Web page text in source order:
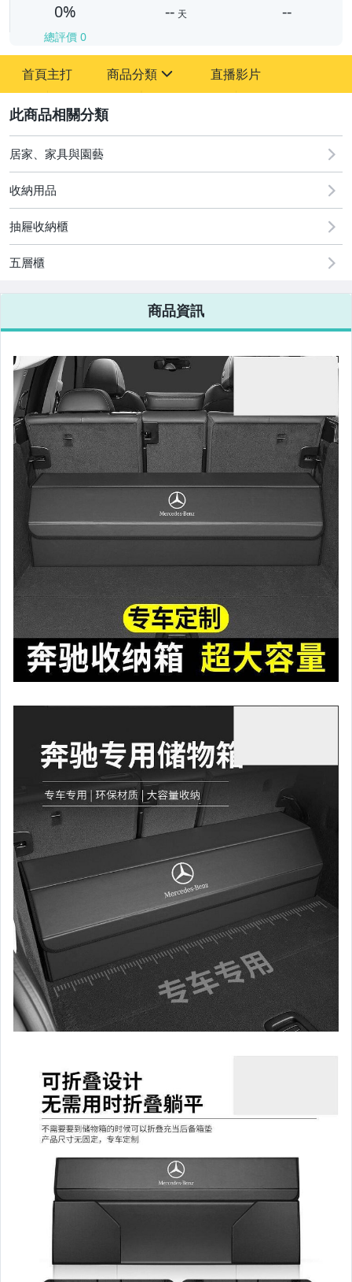
0%
總評價 0
-- 天 --
首頁主打 商品分類
圖書/影音/文具
古董、藝術與礦石
手機、配件與通訊
美容保養與彩妝
電腦、平板與周邊
運動、戶外與休閒
嬰幼兒與孕婦
汽機車精品百貨
居家、家具與園藝
玩具、模型與公仔
男性精品與服飾
女裝與服飾配件
偶像、球員卡與郵幣
手錶與飾品配件
女包精品與女鞋
家電與影音視聽
直播影片
居家、家具與園藝
收納用品
抽屜收納櫃
五層櫃
商品資訊